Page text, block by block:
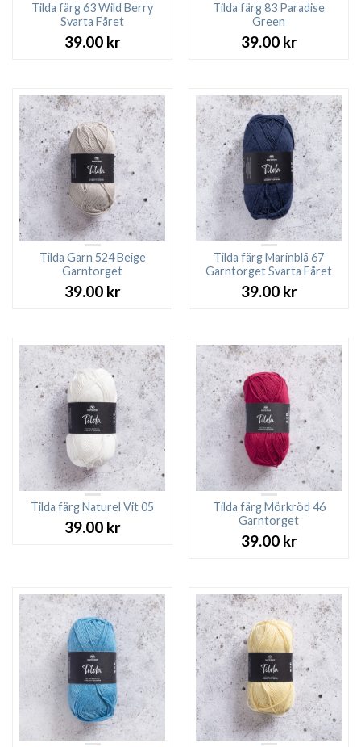
Tilda färg 63 Wild Berry
Svarta Fåret
39.00 kr
Tilda färg 83 Paradise
Green
39.00 kr
Tilda Garn 524 Beige
Garntorget
39.00 kr
Tilda färg Marinblå 67
Garntorget Svarta Fåret
39.00 kr
Tilda färg Naturel Vit 05
39.00 kr
Tilda färg Mörkröd 46
Garntorget
39.00 kr